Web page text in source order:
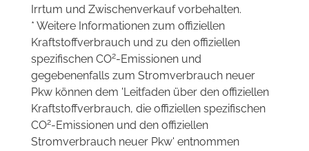
Irrtum und Zwischenverkauf vorbehalten.
* Weitere Informationen zum offiziellen
Kraftstoffverbrauch und zu den offiziellen
spezifischen CO2-Emissionen und
gegebenenfalls zum Stromverbrauch neuer
Pkw können dem 'Leitfaden über den offiziellen
Kraftstoffverbrauch, die offiziellen spezifischen
CO2-Emissionen und den offiziellen
Stromverbrauch neuer Pkw' entnommen